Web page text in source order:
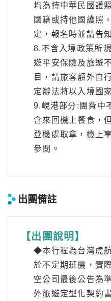
均為持中華民國護
國籍或持他國護照
定，報名時並請告
8.不含入境政策所
遊平安保險及旅遊
目，請旅客額外自
定辦法將以入境國
9.峴港部分:團費中
含來回機上餐食，
登機處取拿，機上
參閱。
出團備註
【出團說明】
◆本行程為台灣虎
於不定期班機，實
空公司最後公告為
外旅遊定型化契約